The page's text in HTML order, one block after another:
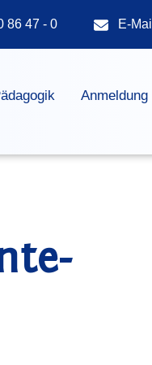
86 47 - 0 E-Mail
Anmeldung